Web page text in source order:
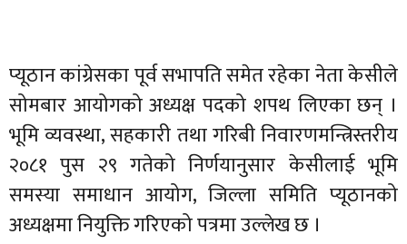
प्यूठान कांग्रेसका पूर्व सभापति समेत रहेका नेता केसीले
सोमबार आयोगको अध्यक्ष पदको शपथ लिएका छन् ।
भूमि व्यवस्था, सहकारी तथा गरिबी निवारणमन्त्रिस्तरीय
२०८१ पुस २९ गतेको निर्णयानुसार केसीलाई भूमि
समस्या समाधान आयोग, जिल्ला समिति प्यूठानको
अध्यक्षमा नियुक्ति गरिएको पत्रमा उल्लेख छ ।